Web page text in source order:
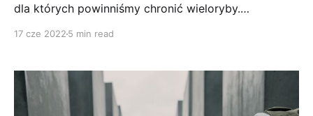
dla których powinniśmy chronić wieloryby.
17 cze 2022 5 min read